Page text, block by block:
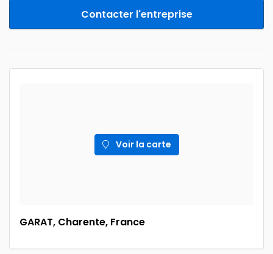
Contacter l'entreprise
Voir la carte
GARAT, Charente, France